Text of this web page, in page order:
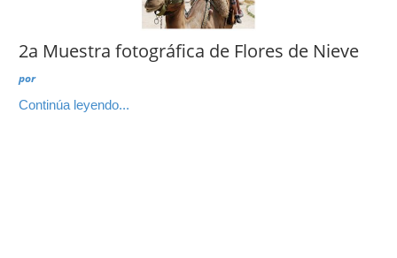
2a Muestra fotográfica de Flores de Nieve
por
Continúa leyendo...